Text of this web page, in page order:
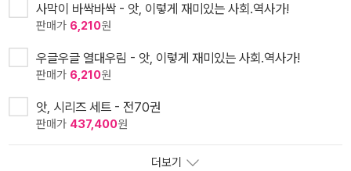
사막이 바싹바싹 - 앗, 이렇게 재미있는 사회.역사가!
판매가 6,210원
우글우글 열대우림 - 앗, 이렇게 재미있는 사회.역사가!
판매가 6,210원
앗, 시리즈 세트 - 전70권
판매가 437,400원
더보기